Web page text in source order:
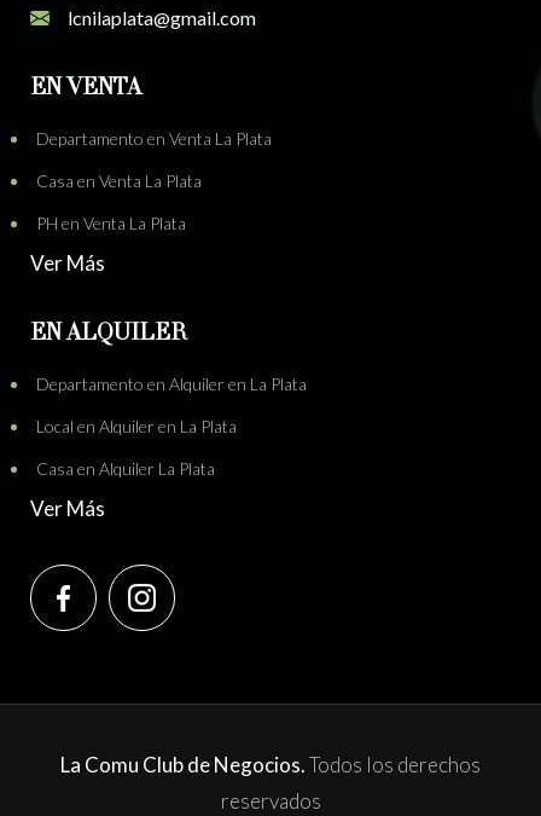
lcnilaplata@gmail.com
EN VENTA
Departamento en Venta La Plata
Casa en Venta La Plata
PH en Venta La Plata
Ver Más
EN ALQUILER
Departamento en Alquiler en La Plata
Local en Alquiler en La Plata
Casa en Alquiler La Plata
Ver Más
La Comu Club de Negocios.Todos los derechos
reservados